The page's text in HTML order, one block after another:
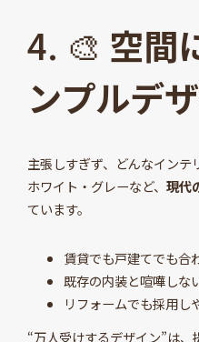
4. 🎨 空間
ンプルデ
主張しすぎず、どんなインテ
ホワイト・グレーなど、 現代
ています。
賃貸でも戸建てでも合
既存の内装と喧嘩しな
リフォームでも採用し
“万人受けするデザイン”は